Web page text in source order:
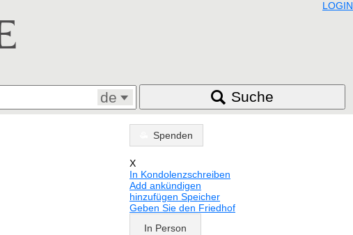
LOGIN
de Suche
Spenden
X
In Kondolenzschreiben
Add ankündigen
hinzufügen Speicher
Geben Sie den Friedhof
In Person